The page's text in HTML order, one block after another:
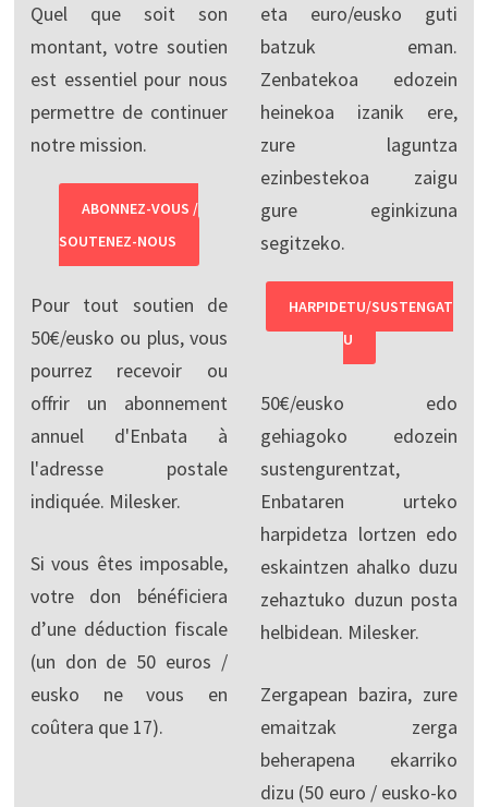
Quel que soit son
montant, votre soutien
est essentiel pour nous
permettre de continuer
notre mission.
ABONNEZ-VOUS /
SOUTENEZ-NOUS
Pour tout soutien de
50€/eusko ou plus, vous
pourrez recevoir ou
offrir un abonnement
annuel d'Enbata à
l'adresse postale
indiquée. Milesker.
Si vous êtes imposable,
votre don bénéficiera
d’une déduction fiscale
(un don de 50 euros /
eusko ne vous en
coûtera que 17).
eta euro/eusko guti
batzuk eman.
Zenbatekoa edozein
heinekoa izanik ere,
zure laguntza
ezinbestekoa zaigu
gure eginkizuna
segitzeko.
HARPIDETU/SUSTENGAT
U
50€/eusko edo
gehiagoko edozein
sustengurentzat,
Enbataren urteko
harpidetza lortzen edo
eskaintzen ahalko duzu
zehaztuko duzun posta
helbidean. Milesker.
Zergapean bazira, zure
emaitzak zerga
beherapena ekarriko
dizu (50 euro / eusko-ko